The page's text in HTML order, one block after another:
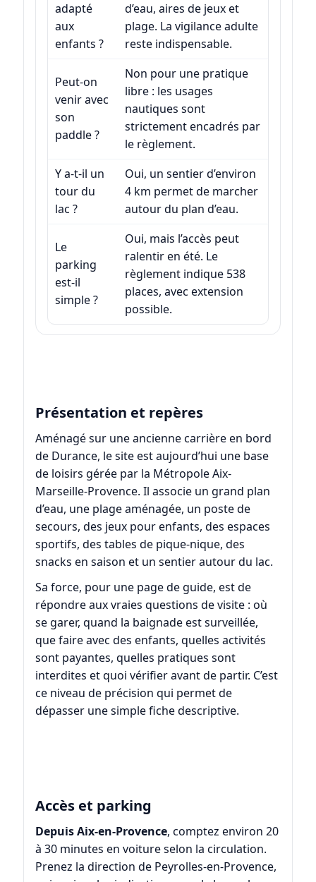
adapté
aux
enfants ?
d’eau, aires de jeux et
plage. La vigilance adulte
reste indispensable.
Peut-on
venir avec
son
paddle ?
Non pour une pratique
libre : les usages
nautiques sont
strictement encadrés par
le règlement.
Y a-t-il un
tour du
lac ?
Oui, un sentier d’environ
4 km permet de marcher
autour du plan d’eau.
Le
parking
est-il
simple ?
Oui, mais l’accès peut
ralentir en été. Le
règlement indique 538
places, avec extension
possible.
Présentation et repères
Aménagé sur une ancienne carrière en bord
de Durance, le site est aujourd’hui une base
de loisirs gérée par la Métropole Aix-
Marseille-Provence. Il associe un grand plan
d’eau, une plage aménagée, un poste de
secours, des jeux pour enfants, des espaces
sportifs, des tables de pique-nique, des
snacks en saison et un sentier autour du lac.
Sa force, pour une page de guide, est de
répondre aux vraies questions de visite : où
se garer, quand la baignade est surveillée,
que faire avec des enfants, quelles activités
sont payantes, quelles pratiques sont
interdites et quoi vérifier avant de partir. C’est
ce niveau de précision qui permet de
dépasser une simple fiche descriptive.
Accès et parking
Depuis Aix-en-Provence, comptez environ 20
à 30 minutes en voiture selon la circulation.
Prenez la direction de Peyrolles-en-Provence,